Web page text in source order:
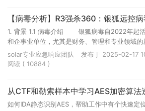
【病毒分析】R3强杀360：银狐远控
1. 背景 1.1 病毒介绍 银狐病毒自2022年起活
和企事业单位，尤其是财务、管理和专业领域
种攻击手段传播，包括伪装为税务、财务相关文
solar专业应急响应团队
发布于 2025-02-17
阅读 ( 10884 )
从CTF和勒索样本中学习AES加密算法
如何IDA静态识别AES，帮助工作中有个快速定